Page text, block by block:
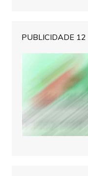
PUBLICIDADE 12